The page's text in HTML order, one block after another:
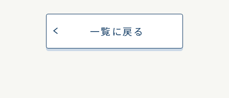
一覧に戻る